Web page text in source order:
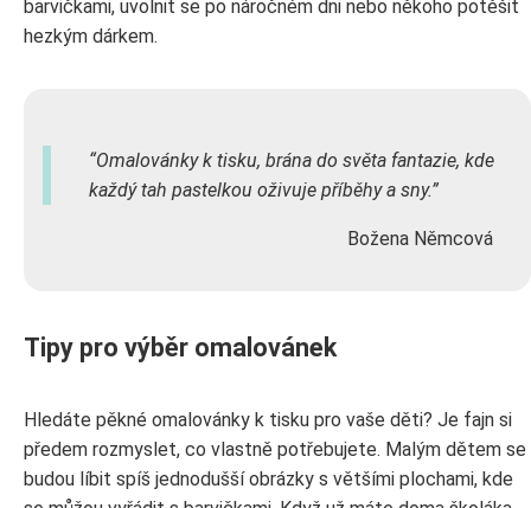
barvičkami, uvolnit se po náročném dni nebo někoho potěšit
hezkým dárkem.
Omalovánky k tisku, brána do světa fantazie, kde
každý tah pastelkou oživuje příběhy a sny.
Božena Němcová
Tipy pro výběr omalovánek
Hledáte pěkné omalovánky k tisku pro vaše děti? Je fajn si
předem rozmyslet, co vlastně potřebujete. Malým dětem se
budou líbit spíš jednodušší obrázky s většími plochami, kde